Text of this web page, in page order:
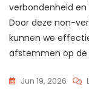
verbondenheid
Door deze non-
kunnen we
afstemmen op de
Jun 19, 2026